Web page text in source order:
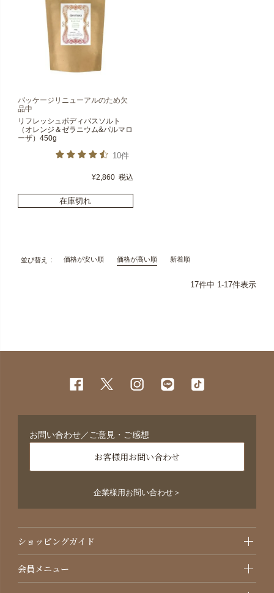
パッケージリニューアルのため欠
品中
リフレッシュボディバスソルト
（オレンジ＆ゼラニウム&パルマロ
ーザ）450g
10件
¥2,860 税込
在庫切れ
並び替え 価格が安い順 価格が高い順 新着順
17件中 1-17件表示
お問い合わせ／ご意見・ご感想
お客様用お問い合わせ
企業様用お問い合わせ＞
ショッピングガイド
会員メニュー